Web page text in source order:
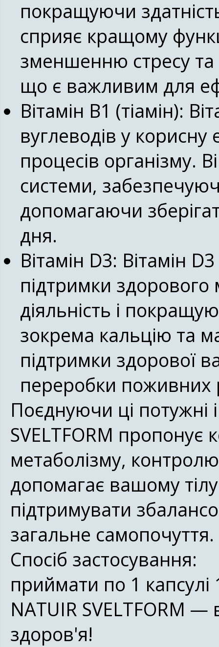
покращуючи
сприяє кращому
зменшенню стресу
що є важливим для
Вітамін B1 (тіамін):
вуглеводів у
процесів організму.
системи,
допомагаючи
дня.
Вітамін D3: Вітамін
підтримки здорового
діяльність і
зокрема кальцію та
підтримки здорової
переробки поживних
Поєднуючи ці потужні
SVELTFORM пропонує
метаболізму,
допомагає вашому
підтримувати
загальне самопочуття.
Спосіб застосування:
приймати по 1 капсулі
NATUIR SVELTFORM —
здоров'я!